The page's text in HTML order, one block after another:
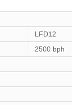
LFD12
2500 bph